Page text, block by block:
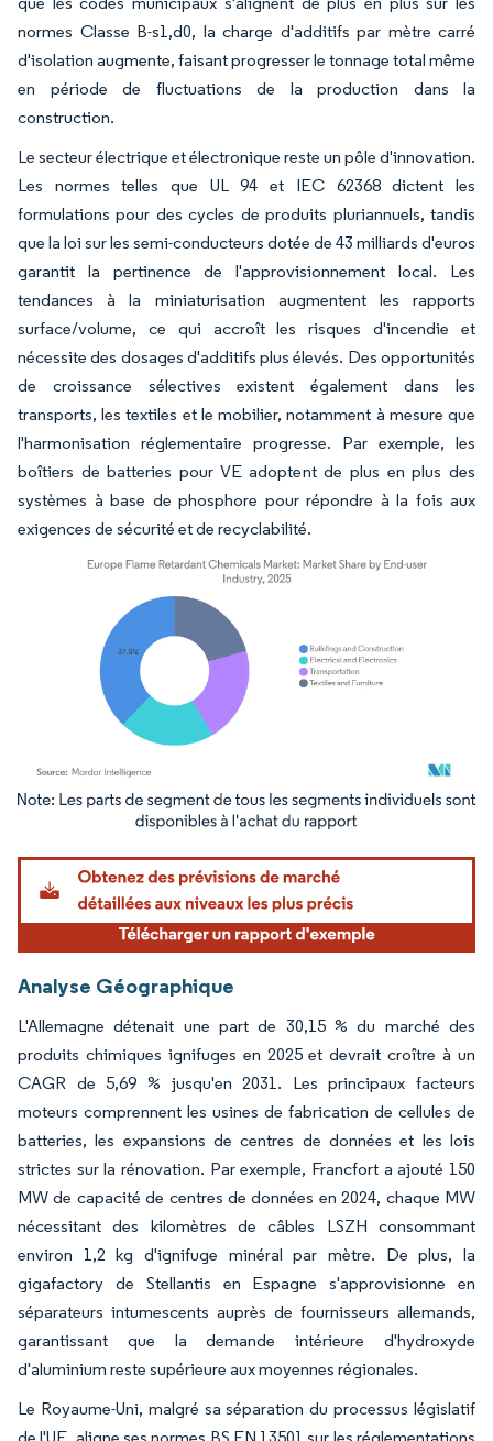
normes Classe B-s1,d0, la charge d'additifs par mètre carré
d'isolation augmente, faisant progresser le tonnage total même
en période de fluctuations de la production dans la
construction.
Le secteur électrique et électronique reste un pôle d'innovation.
Les normes telles que UL 94 et IEC 62368 dictent les
formulations pour des cycles de produits pluriannuels, tandis
que la loi sur les semi-conducteurs dotée de 43 milliards d'euros
garantit la pertinence de l'approvisionnement local. Les
tendances à la miniaturisation augmentent les rapports
surface/volume, ce qui accroît les risques d'incendie et
nécessite des dosages d'additifs plus élevés. Des opportunités
de croissance sélectives existent également dans les
transports, les textiles et le mobilier, notamment à mesure que
l'harmonisation réglementaire progresse. Par exemple, les
boîtiers de batteries pour VE adoptent de plus en plus des
systèmes à base de phosphore pour répondre à la fois aux
exigences de sécurité et de recyclabilité.
Image © Mordor Intelligence. La réutilisation nécessite une attribution sous CC BY
Analyse Géographique
L'Allemagne détenait une part de 30,15 % du marché des
produits chimiques ignifuges en 2025 et devrait croître à un
CAGR de 5,69 % jusqu'en 2031. Les principaux facteurs
moteurs comprennent les usines de fabrication de cellules de
batteries, les expansions de centres de données et les lois
strictes sur la rénovation. Par exemple, Francfort a ajouté 150
MW de capacité de centres de données en 2024, chaque MW
nécessitant des kilomètres de câbles LSZH consommant
environ 1,2 kg d'ignifuge minéral par mètre. De plus, la
gigafactory de Stellantis en Espagne s'approvisionne en
séparateurs intumescents auprès de fournisseurs allemands,
garantissant que la demande intérieure d'hydroxyde
d'aluminium reste supérieure aux moyennes régionales.
Le Royaume-Uni, malgré sa séparation du processus législatif